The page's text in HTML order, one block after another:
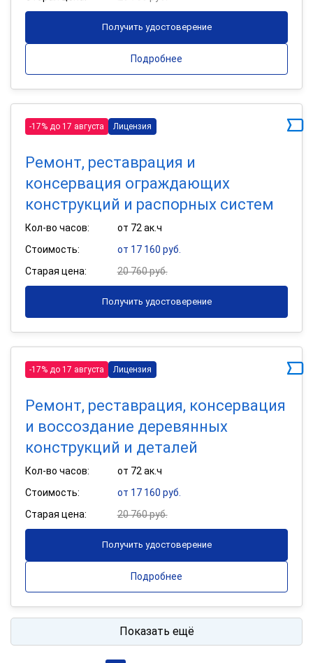
Получить удостоверение
Подробнее
-17% до 17 августа Лицензия
Ремонт, реставрация и
консервация ограждающих
конструкций и распорных систем
Кол-во часов:
от 72 ак.ч
Стоимость:
от 17 160 руб.
Старая цена:
20 760 руб.
Получить удостоверение
-17% до 17 августа Лицензия
Ремонт, реставрация, консервация
и воссоздание деревянных
конструкций и деталей
Кол-во часов:
от 72 ак.ч
Стоимость:
от 17 160 руб.
Старая цена:
20 760 руб.
Получить удостоверение
Подробнее
Показать ещё